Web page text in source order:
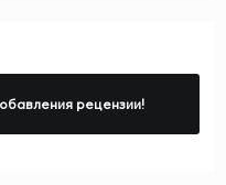
рецензии!